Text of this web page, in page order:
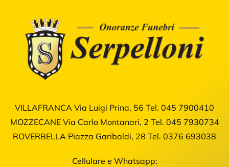
VILLAFRANCA Via Luigi Prina, 56 Tel. 045 7900410
MOZZECANE Via Carlo Montanari, 2 Tel. 045 7930734
ROVERBELLA Piazza Garibaldi, 28 Tel. 0376 693038
Cellulare e Whatsapp: